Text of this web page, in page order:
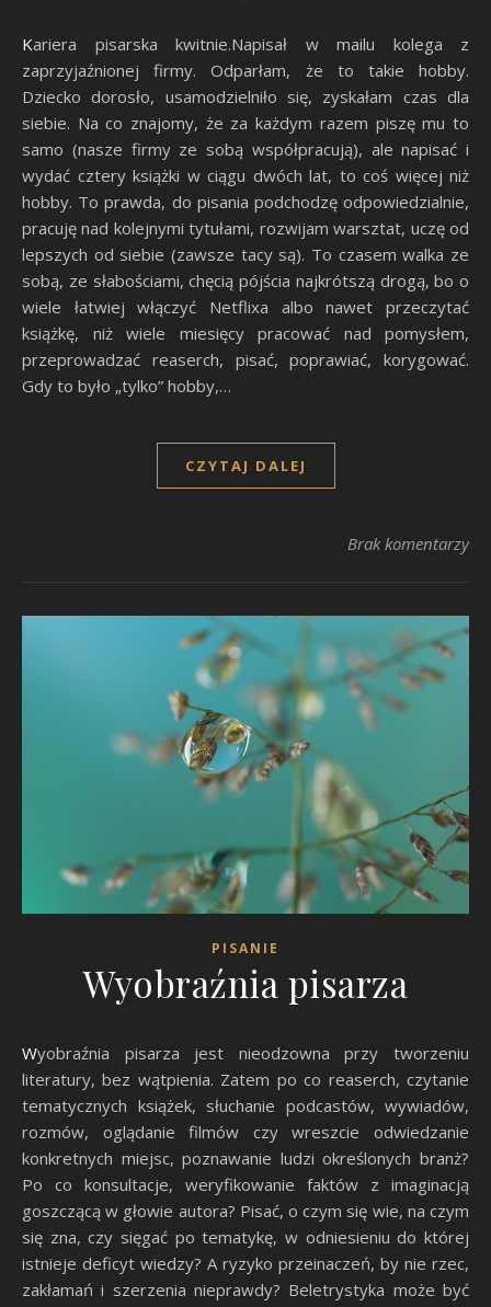
Kariera pisarska kwitnie.Napisał w mailu kolega z
zaprzyjaźnionej firmy. Odparłam, że to takie hobby.
Dziecko dorosło, usamodzielniło się, zyskałam czas dla
siebie. Na co znajomy, że za każdym razem piszę mu to
samo (nasze firmy ze sobą współpracują), ale napisać i
wydać cztery książki w ciągu dwóch lat, to coś więcej niż
hobby. To prawda, do pisania podchodzę odpowiedzialnie,
pracuję nad kolejnymi tytułami, rozwijam warsztat, uczę od
lepszych od siebie (zawsze tacy są). To czasem walka ze
sobą, ze słabościami, chęcią pójścia najkrótszą drogą, bo o
wiele łatwiej włączyć Netflixa albo nawet przeczytać
książkę, niż wiele miesięcy pracować nad pomysłem,
przeprowadzać reaserch, pisać, poprawiać, korygować.
Gdy to było „tylko” hobby,…
CZYTAJ DALEJ
Brak komentarzy
PISANIE
Wyobraźnia pisarza
Wyobraźnia pisarza jest nieodzowna przy tworzeniu
literatury, bez wątpienia. Zatem po co reaserch, czytanie
tematycznych książek, słuchanie podcastów, wywiadów,
rozmów, oglądanie filmów czy wreszcie odwiedzanie
konkretnych miejsc, poznawanie ludzi określonych branż?
Po co konsultacje, weryfikowanie faktów z imaginacją
goszczącą w głowie autora? Pisać, o czym się wie, na czym
się zna, czy sięgać po tematykę, w odniesieniu do której
istnieje deficyt wiedzy? A ryzyko przeinaczeń, by nie rzec,
zakłamań i szerzenia nieprawdy? Beletrystyka może być